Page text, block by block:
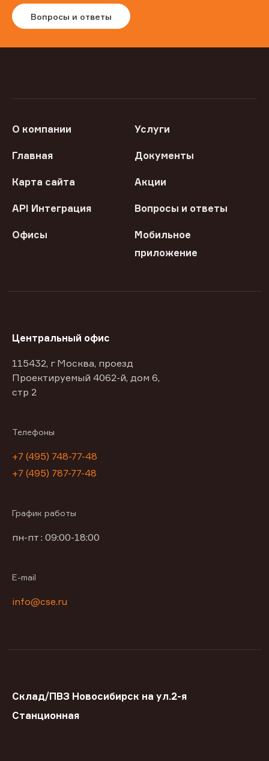
Вопросы и ответы
О компании Услуги
Главная Документы
Карта сайта Акции
API Интеграция Вопросы и ответы
Офисы
Мобильное
приложение
Центральный офис
115432, г Москва, проезд
Проектируемый 4062-й, дом 6,
стр 2
Телефоны
+7 (495) 748-77-48
+7 (495) 787-77-48
График работы
пн-пт : 09:00-18:00
E-mail
info@cse.ru
Склад/ПВЗ Новосибирск на ул.2-я
Станционная